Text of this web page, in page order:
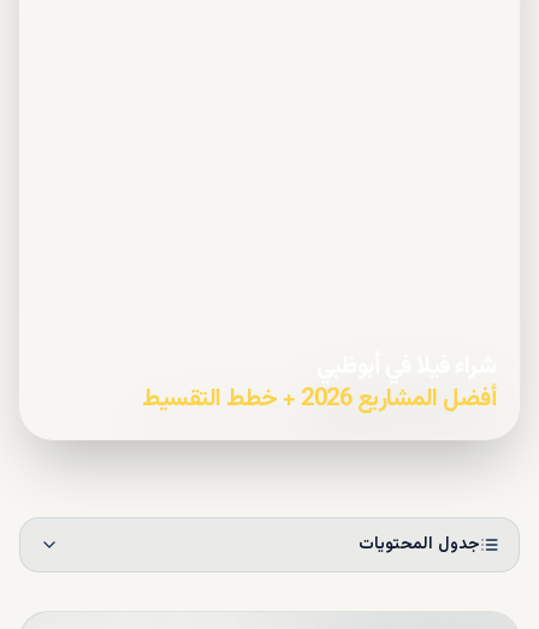
أفضل المشاريع 2026 + خطط التقسيط
جدول المحتويات